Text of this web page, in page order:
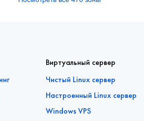
Виртуальный сервер
Чистый Linux сервер
Настроенный Linux сервер
Windows VPS